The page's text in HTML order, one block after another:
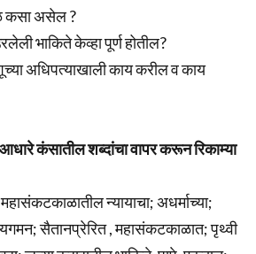
कसा असेल ?
भाकिते केव्हा पूर्ण होतील?
अधिपत्याखाली काय करील व काय
कंसातील शब्दांचा वापर करून रिकाम्या
महासंकटकाळातील न्यायाचा; अधर्माच्या;
सैतानप्रेरित , महासंकटकाळात; पृथ्वी